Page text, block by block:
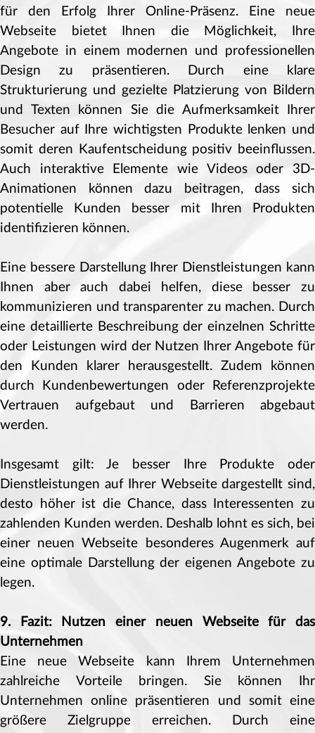
für den Erfolg Ihrer Online-Präsenz. Eine neue
Webseite bietet Ihnen die Möglichkeit, Ihre
Angebote in einem modernen und professionellen
Design zu präsentieren. Durch eine klare
Strukturierung und gezielte Platzierung von Bildern
und Texten können Sie die Aufmerksamkeit Ihrer
Besucher auf Ihre wichtigsten Produkte lenken und
somit deren Kaufentscheidung positiv beeinflussen.
Auch interaktive Elemente wie Videos oder 3D-
Animationen können dazu beitragen, dass sich
potentielle Kunden besser mit Ihren Produkten
identifizieren können.
Eine bessere Darstellung Ihrer Dienstleistungen kann
Ihnen aber auch dabei helfen, diese besser zu
kommunizieren und transparenter zu machen. Durch
eine detaillierte Beschreibung der einzelnen Schritte
oder Leistungen wird der Nutzen Ihrer Angebote für
den Kunden klarer herausgestellt. Zudem können
durch Kundenbewertungen oder Referenzprojekte
Vertrauen aufgebaut und Barrieren abgebaut
werden.
Insgesamt gilt: Je besser Ihre Produkte oder
Dienstleistungen auf Ihrer Webseite dargestellt sind,
desto höher ist die Chance, dass Interessenten zu
zahlenden Kunden werden. Deshalb lohnt es sich, bei
einer neuen Webseite besonderes Augenmerk auf
eine optimale Darstellung der eigenen Angebote zu
legen.
9. Fazit: Nutzen einer neuen Webseite für das
Unternehmen
Eine neue Webseite kann Ihrem Unternehmen
zahlreiche Vorteile bringen. Sie können Ihr
Unternehmen online präsentieren und somit eine
größere Zielgruppe erreichen. Durch eine